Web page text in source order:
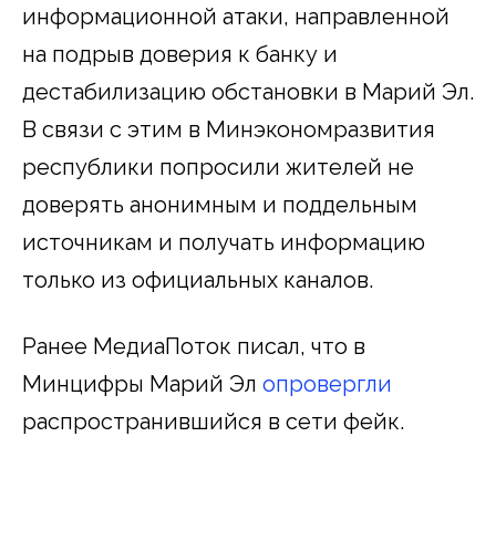
информационной атаки, направленной
на подрыв доверия к банку и
дестабилизацию обстановки в Марий Эл.
В связи с этим в Минэкономразвития
республики попросили жителей не
доверять анонимным и поддельным
источникам и получать информацию
только из официальных каналов.
Ранее МедиаПоток писал, что в
Минцифры Марий Эл опровергли
распространившийся в сети фейк.